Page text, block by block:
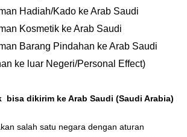
Hadiah/Kado ke Arab Saudi
Kosmetik ke Arab Saudi
Barang Pindahan ke Arab Saudi
ke luar Negeri/Personal Effect)
bisa dikirim ke Arab Saudi (Saudi Arabia)
salah satu negara dengan aturan